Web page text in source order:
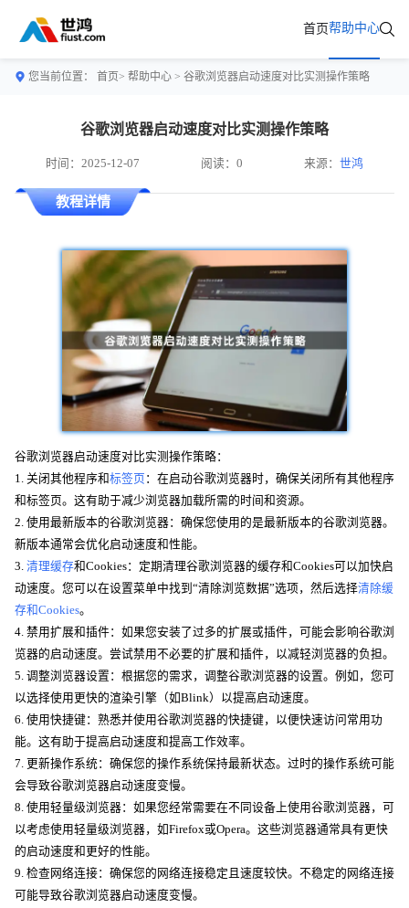
首页帮助中心
您当前位置： 首页> 帮助中心 > 谷歌浏览器启动速度对比实测操作策略
谷歌浏览器启动速度对比实测操作策略
时间：2025-12-07 阅读：0 来源：世鸿
教程详情
谷歌浏览器启动速度对比实测操作策略：
1. 关闭其他程序和标签页 ：在启动谷歌浏览器时，确保关闭所有其他程序
和标签页。这有助于减少浏览器加载所需的时间和资源。
2. 使用最新版本的谷歌浏览器：确保您使用的是最新版本的谷歌浏览器。
新版本通常会优化启动速度和性能。
3. 清理缓存和Cookies：定期清理谷歌浏览器的缓存和Cookies可以加快启
动速度。您可以在设置菜单中找到“清除浏览数据”选项，然后选择清除缓
存和Cookies。
4. 禁用扩展和插件：如果您安装了过多的扩展或插件，可能会影响谷歌浏
览器的启动速度。尝试禁用不必要的扩展和插件，以减轻浏览器的负担。
5. 调整浏览器设置：根据您的需求，调整谷歌浏览器的设置。例如，您可
以选择使用更快的渲染引擎（如Blink）以提高启动速度。
6. 使用快捷键：熟悉并使用谷歌浏览器的快捷键，以便快速访问常用功
能。这有助于提高启动速度和提高工作效率。
7. 更新操作系统：确保您的操作系统保持最新状态。过时的操作系统可能
会导致谷歌浏览器启动速度变慢。
8. 使用轻量级浏览器：如果您经常需要在不同设备上使用谷歌浏览器，可
以考虑使用轻量级浏览器，如Firefox或Opera。这些浏览器通常具有更快
的启动速度和更好的性能。
9. 检查网络连接：确保您的网络连接稳定且速度较快。不稳定的网络连接
可能导致谷歌浏览器启动速度变慢。